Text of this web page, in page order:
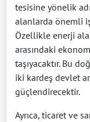
tesisine yönelik
alanlarda önemli
Özellikle enerji
arasındaki
taşıyacaktır. Bu
iki kardeş devlet
güçlendirecektir.
Ayrıca, ticaret ve